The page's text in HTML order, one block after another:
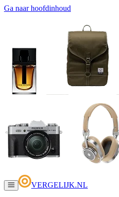
Ga naar hoofdinhoud
VERGELIJK.NL